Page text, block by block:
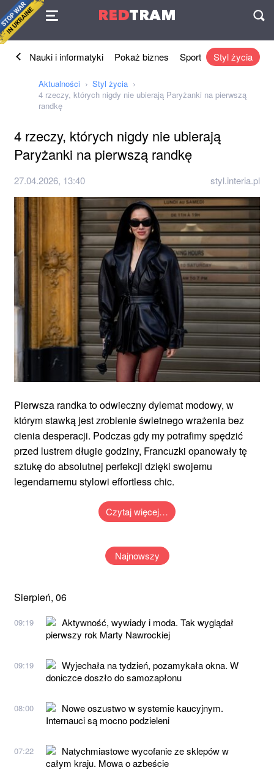
REDTRAM
Umowa
Nauki i informatyki Pokaż biznes Sport Styl życia
Aktualności
Styl życia
4 rzeczy, których nigdy nie ubierają Paryżanki na pierwszą
randkę
4 rzeczy, których nigdy nie ubierają
Paryżanki na pierwszą randkę
27.04.2026, 13:40 styl.interia.pl
Pierwsza randka to odwieczny dylemat modowy, w
którym stawką jest zrobienie świetnego wrażenia bez
cienia desperacji. Podczas gdy my potrafimy spędzić
przed lustrem długie godziny, Francuzki opanowały tę
sztukę do absolutnej perfekcji dzięki swojemu
legendarnemu stylowi effortless chic.
Czytaj więcej…
Najnowszy
Sierpień, 06
09:19
Aktywność, wywiady i moda. Tak wyglądał
pierwszy rok Marty Nawrockiej
09:19
Wyjechała na tydzień, pozamykała okna. W
doniczce doszło do samozapłonu
08:00
Nowe oszustwo w systemie kaucyjnym.
Internauci są mocno podzieleni
07:22
Natychmiastowe wycofanie ze sklepów w
całym kraju. Mowa o azbeście